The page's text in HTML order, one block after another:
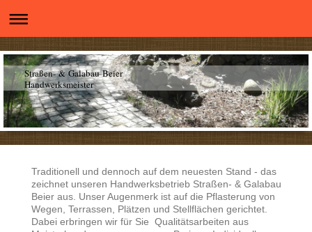
Straßen- & Galabau Beier
Handwerksmeister
Traditionell und dennoch auf dem neuesten Stand - das
zeichnet unseren Handwerksbetrieb Straßen- & Galabau
Beier aus. Unser Augenmerk ist auf die Pflasterung von
Wegen, Terrassen, Plätzen und Stellflächen gerichtet.
Dabei erbringen wir für Sie Qualitätsarbeiten aus